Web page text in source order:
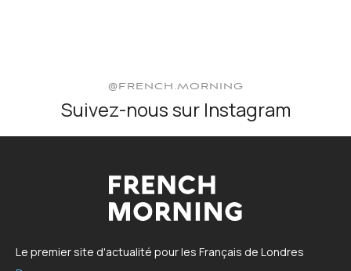
@FRENCH.MORNING
Suivez-nous sur Instagram
Le premier site d'actualité pour les Français de Londres